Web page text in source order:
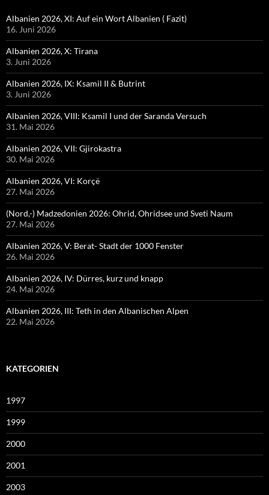
Albanien 2026, XI: Auf ein Wort Albanien ( Fazit)
16. Juni 2026
Albanien 2026, X: Tirana
3. Juni 2026
Albanien 2026, IX: Ksamil II & Butrint
3. Juni 2026
Albanien 2026, VIII: Ksamil I und der Saranda Versuch
31. Mai 2026
Albanien 2026, VII: Gjirokastra
30. Mai 2026
Albanien 2026, VI: Korçë
27. Mai 2026
(Nord,-) Madzedonien 2026: Ohrid, Ohridsee und Sveti Naum
27. Mai 2026
Albanien 2026, V: Berat- Stadt der 1000 Fenster
26. Mai 2026
Albanien 2026, IV: Dürres, kurz und knapp
24. Mai 2026
Albanien 2026, III: Teth in den Albanischen Alpen
22. Mai 2026
KATEGORIEN
1997
1999
2000
2001
2003